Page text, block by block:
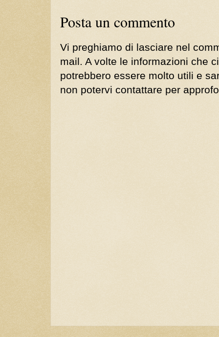
Posta un commento
Vi preghiamo di lasciare nel
mail. A volte le informazioni che
potrebbero essere molto utili e
non potervi contattare per